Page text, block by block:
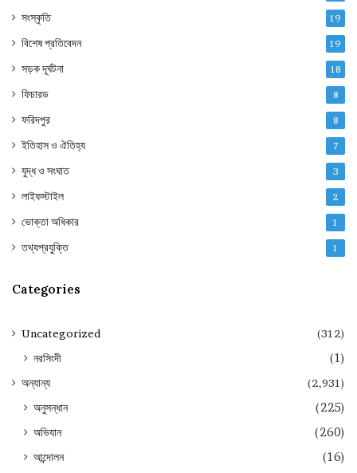
সংস্কৃতি 19
বিশেষ প্রতিবেদন 19
সড়ক দূর্ঘটনা 18
ফিচারড 8
ফরিদপুর 8
ইতিহাস ও ঐতিহ্য 7
যুদ্ধ ও সংঘাত 3
লাইফস্টাইল 2
ভোক্তা অধিকার 1
তথ্যপ্রযুক্তি 1
Categories
Uncategorized (312)
নরসিংদী (1)
অন্যান্য (2,931)
অনুসন্ধান
(225)
অভিযান
(260)
আন্দোলন
(16)